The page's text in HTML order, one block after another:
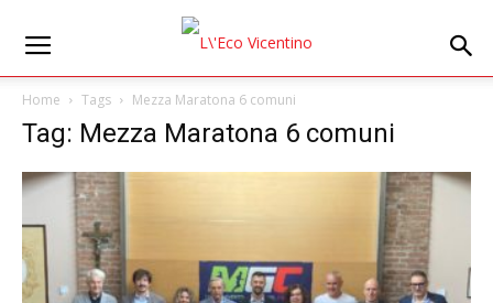
Home Tags Mezza Maratona 6 comuni
Tag: Mezza Maratona 6 comuni